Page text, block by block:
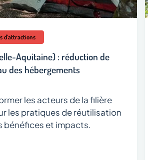
d’attractions
Aquitaine) : réduction de
des hébergements
les acteurs de la filière
les pratiques de réutilisation
bénéfices et impacts.